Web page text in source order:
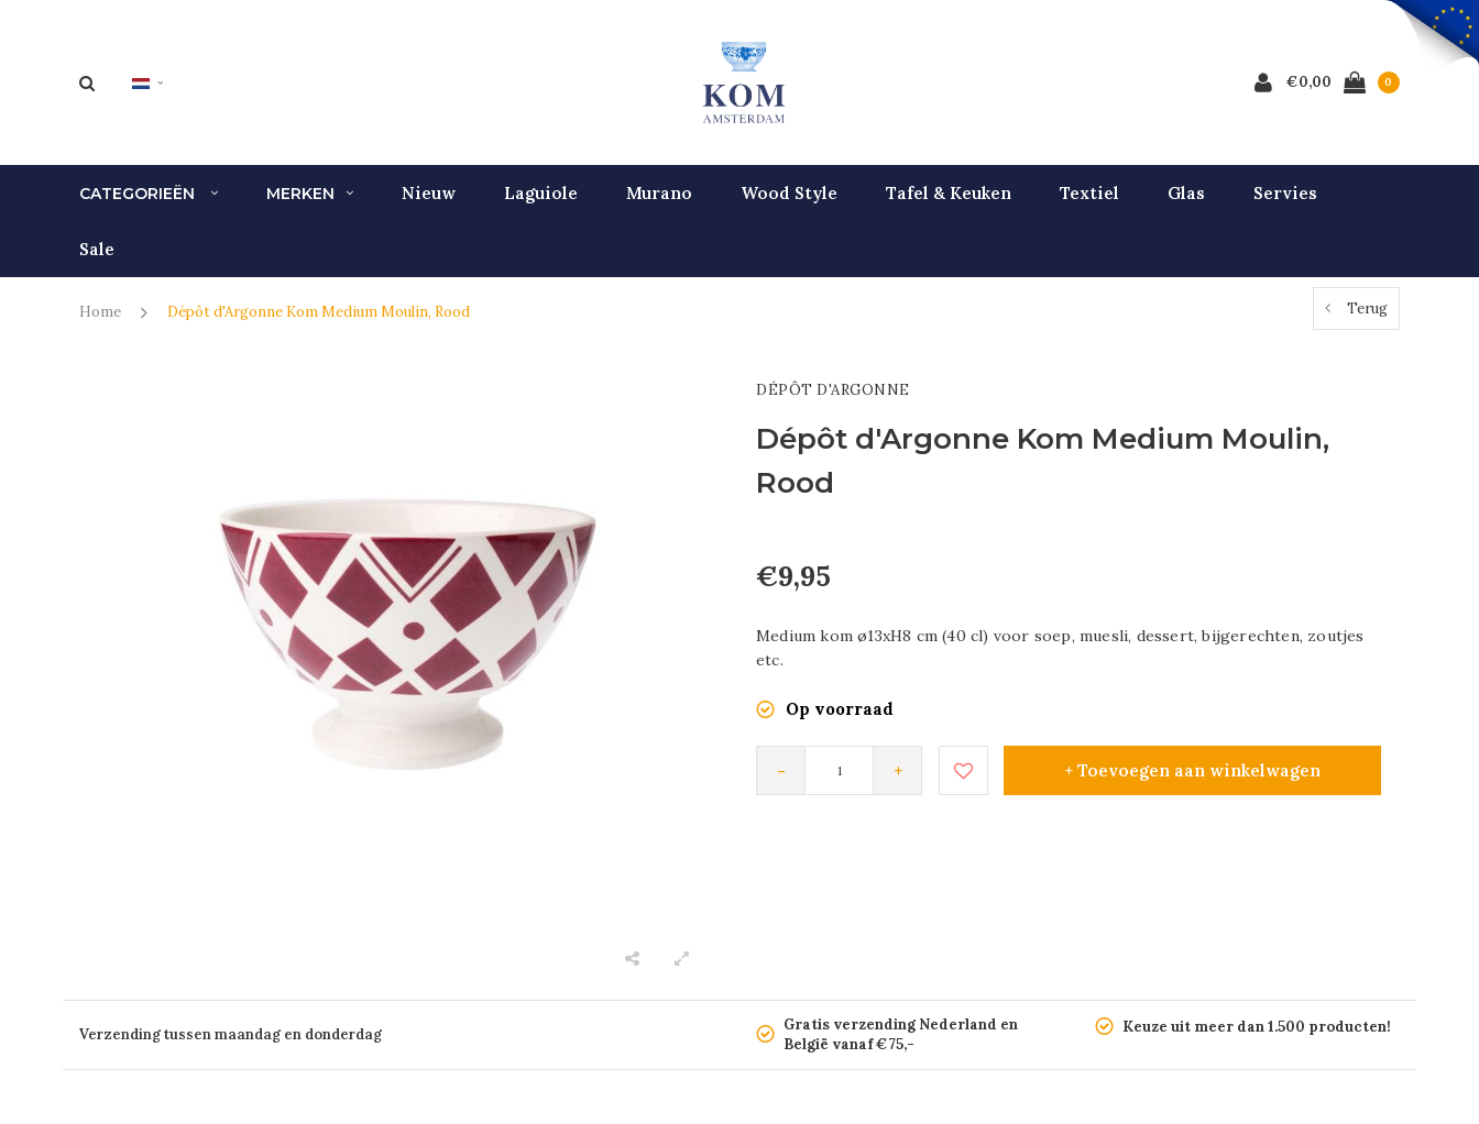
€0,00 0
CATEGORIEËN MERKEN Nieuw Laguiole Murano Wood Style Tafel & Keuken Textiel Glas Servies
Sale
Home Dépôt d'Argonne Kom Medium Moulin, Rood Terug
DÉPÔT D'ARGONNE
Dépôt d'Argonne Kom Medium Moulin,
Rood
€9,95
Medium kom ø13xH8 cm (40 cl) voor soep, muesli, dessert, bijgerechten, zoutjes
etc.
Op voorraad
- + + Toevoegen aan winkelwagen
Verzending tussen maandag en donderdag
Gratis verzending Nederland en
België vanaf €75,-
Keuze uit meer dan 1.500 producten!